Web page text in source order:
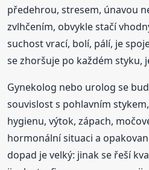
předehrou, stresem, únavou
zvlhčením, obvykle stačí
suchost vrací, bolí, pálí, je
se zhoršuje po každém styku,
Gynekolog nebo urolog se
souvislost s pohlavním
hygienu, výtok, zápach,
hormonální situaci a
dopad je velký: jinak se řeší